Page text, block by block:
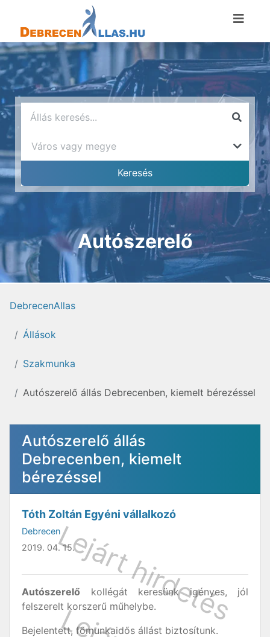
Autószerelő
DebrecenAllas
Állások
Szakmunka
Autószerelő állás Debrecenben, kiemelt bérezéssel
Autószerelő állás
Debrecenben, kiemelt
bérezéssel
Tóth Zoltán Egyéni vállalkozó
Debrecen
2019. 04. 15.
Autószerelő kollégát keresünk igényes, jól
felszerelt korszerű műhelybe.
Bejelentett, főmunkaidős állást biztosítunk.